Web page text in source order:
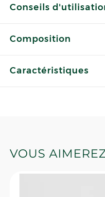
Conseils
Composition
Caractéristiques
VOUS